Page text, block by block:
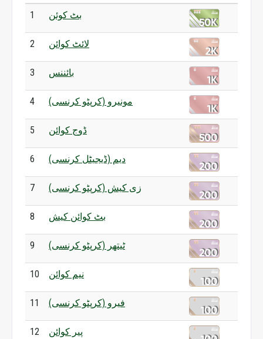
1 بٹ کوئن
2 لائٹ کوائن
3 بائننس
4 مونیرو (کرپٹو کرنسی)
5 ڈوج کوائن
6 دیم (ڈیجیٹل کرنسی)
7 زی کیش (کرپٹو کرنسی)
8 بٹ کوائن کیش
9 ٹیتھر (کرپٹو کرنسی)
10 نیم کوائن
11 فیرو (کرپٹو کرنسی)
12 پیر کوائن